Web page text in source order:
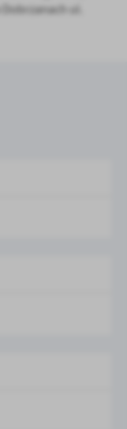
ul.